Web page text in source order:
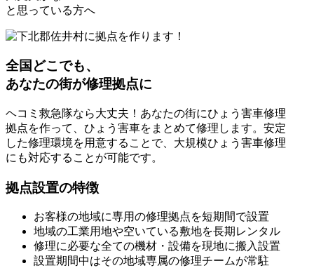
と思っている方へ
全国どこでも、
あなたの街が修理拠点に
ヘコミ救急隊なら大丈夫！あなたの街にひょう害車修理
拠点を作って、ひょう害車をまとめて修理します。安定
した修理環境を用意することで、大規模ひょう害車修理
にも対応することが可能です。
拠点設置の特徴
お客様の地域に専用の修理拠点を短期間で設置
地域の工業用地や空いている敷地を長期レンタル
修理に必要な全ての機材・設備を現地に搬入設置
設置期間中はその地域専属の修理チームが常駐